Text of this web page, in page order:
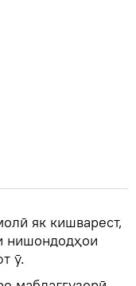
як кишварест,
нишондодҳои
ӯ.